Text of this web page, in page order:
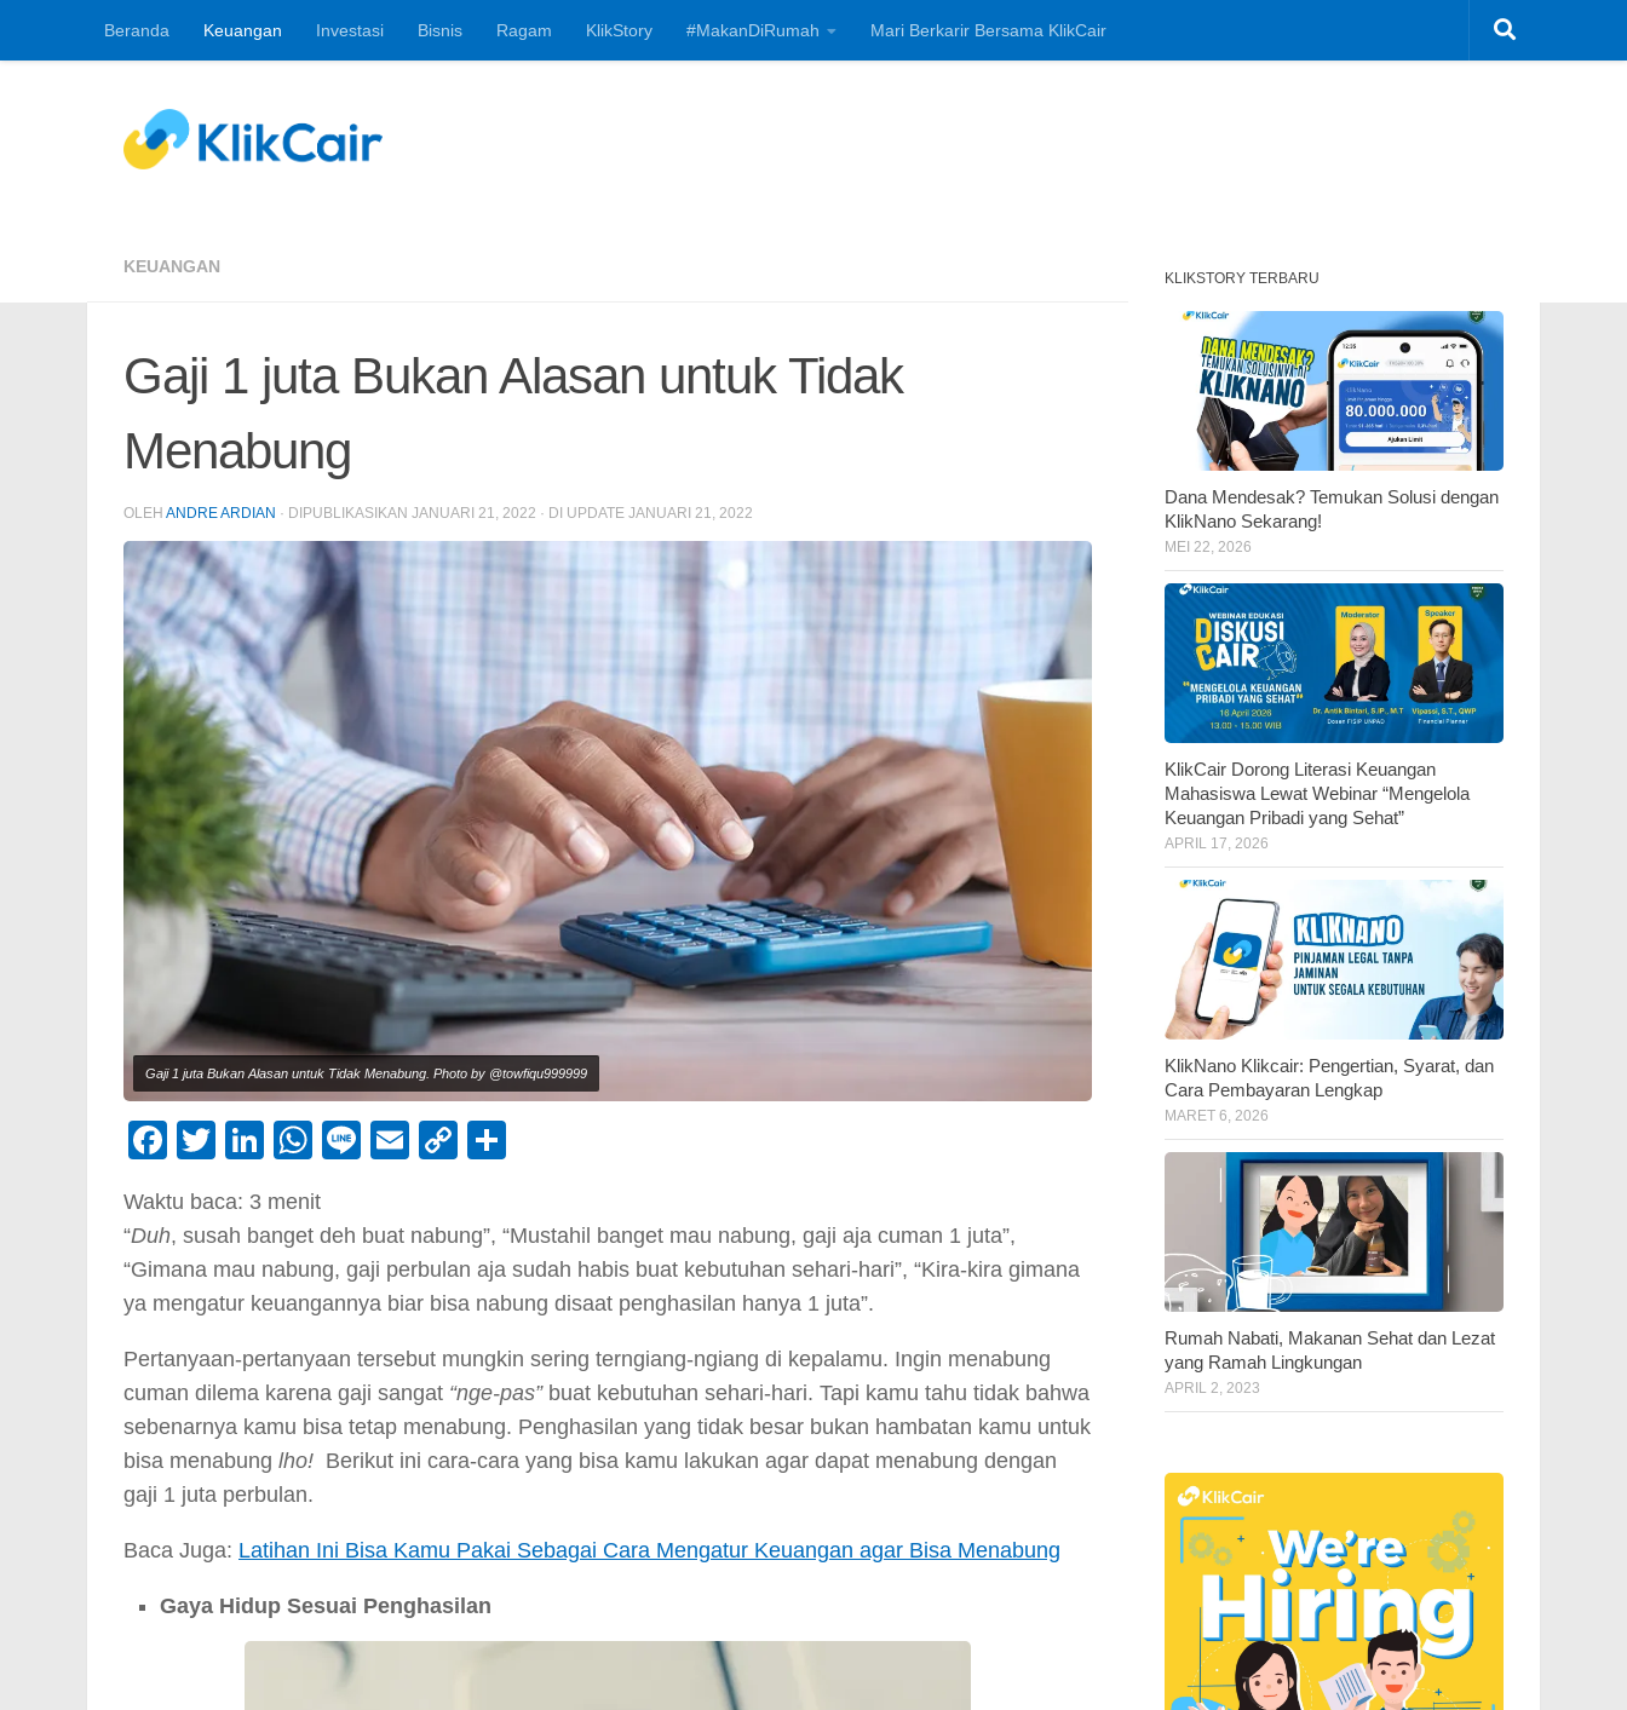
Skip to content
Beranda Keuangan Investasi Bisnis Ragam KlikStory #MakanDiRumah Mari Berkarir Bersama KlikCair
KEUANGAN
Gaji 1 juta Bukan Alasan untuk Tidak
Menabung
OLEH ANDRE ARDIAN · DIPUBLIKASIKAN JANUARI 21, 2022 · DI UPDATE JANUARI 21, 2022
Gaji 1 juta Bukan Alasan untuk Tidak Menabung. Photo by @towfiqu999999
Facebook
Twitter
LinkedIn
WhatsApp
LineEmail
Copy
Waktu baca: 3 menit
“Duh, susah banget deh buat nabung”, “Mustahil banget mau nabung, gaji aja cuman 1 juta”,
“Gimana mau nabung, gaji perbulan aja sudah habis buat kebutuhan sehari-hari”, “Kira-kira gimana
ya mengatur keuangannya biar bisa nabung disaat penghasilan hanya 1 juta”.
Pertanyaan-pertanyaan tersebut mungkin sering terngiang-ngiang di kepalamu. Ingin menabung
cuman dilema karena gaji sangat “nge-pas” buat kebutuhan sehari-hari. Tapi kamu tahu tidak bahwa
sebenarnya kamu bisa tetap menabung. Penghasilan yang tidak besar bukan hambatan kamu untuk
bisa menabung lho! Berikut ini cara-cara yang bisa kamu lakukan agar dapat menabung dengan
gaji 1 juta perbulan.
Baca Juga: Latihan Ini Bisa Kamu Pakai Sebagai Cara Mengatur Keuangan agar Bisa Menabung
Gaya Hidup Sesuai Penghasilan
KLIKSTORY TERBARU
Dana Mendesak? Temukan Solusi dengan
KlikNano Sekarang!
MEI 22, 2026
KlikCair Dorong Literasi Keuangan
Mahasiswa Lewat Webinar “Mengelola
Keuangan Pribadi yang Sehat”
APRIL 17, 2026
KlikNano Klikcair: Pengertian, Syarat, dan
Cara Pembayaran Lengkap
MARET 6, 2026
Rumah Nabati, Makanan Sehat dan Lezat
yang Ramah Lingkungan
APRIL 2, 2023